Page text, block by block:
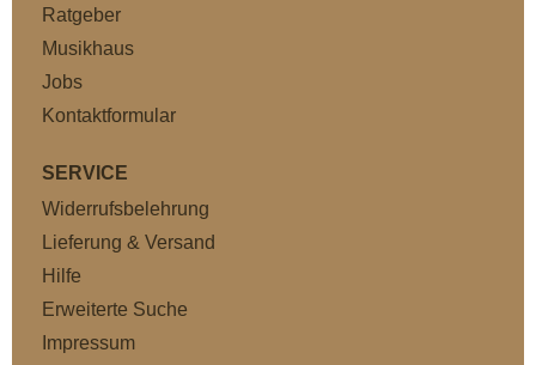
Ratgeber
Musikhaus
Jobs
Kontaktformular
SERVICE
Widerrufsbelehrung
Lieferung & Versand
Hilfe
Erweiterte Suche
Impressum